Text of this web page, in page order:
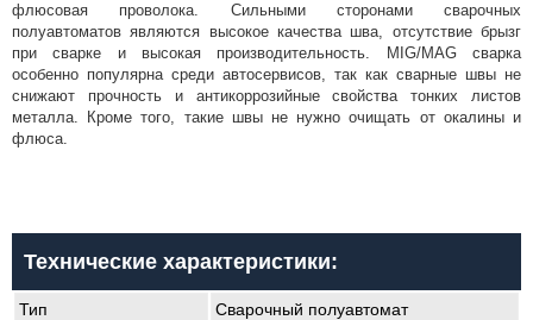
флюсовая проволока. Сильными сторонами сварочных
полуавтоматов являются высокое качества шва, отсутствие брызг
при сварке и высокая производительность. MIG/MAG сварка
особенно популярна среди автосервисов, так как сварные швы не
снижают прочность и антикоррозийные свойства тонких листов
металла. Кроме того, такие швы не нужно очищать от окалины и
флюса.
Технические характеристики:
Тип
Сварочный полуавтомат